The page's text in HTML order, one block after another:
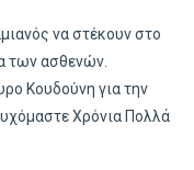
να στέκουν στο
των ασθενών.
Κουδούνη για την
Χρόνια Πολλά